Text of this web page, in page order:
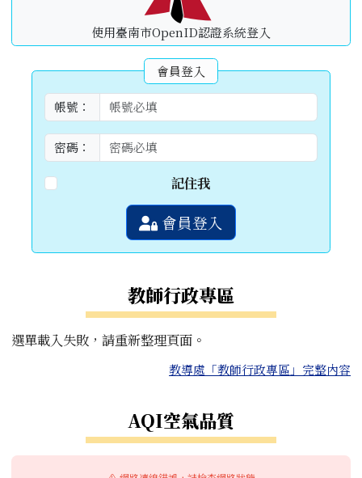
使用臺南市OpenID認證系統登入
會員登入
帳號：
密碼：
記住我
會員登入
教師行政專區
選單載入失敗，請重新整理頁面。
教導處「教師行政專區」完整內容
AQI空氣品質